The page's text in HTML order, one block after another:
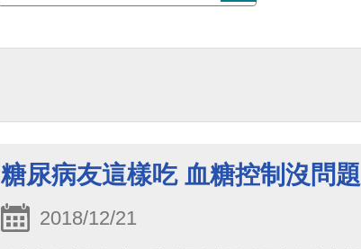
糖尿病友這樣吃 血糖控制沒問題
2018/12/21